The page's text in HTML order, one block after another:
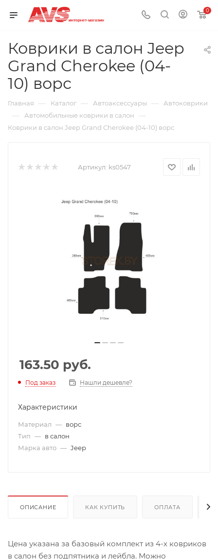
0
Коврики в салон Jeep
Grand Cherokee (04-
10) ворс
Главная — Каталог — Автоаксессуары — Автоковрики
— Автомобильные коврики в салон —
Коврики в салон Jeep Grand Cherokee (04-10) ворс
Артикул: ks0547
163.50 руб.
Под заказ Нашли дешевле?
Характеристики
Материал — ворс
Тип — в салон
Марка авто — Jeep
ОПИСАНИЕ КАК КУПИТЬ ОПЛАТА
Цена указана за базовый комплект из 4-х ковриков
в салон без подпятника и лейбла. Можно